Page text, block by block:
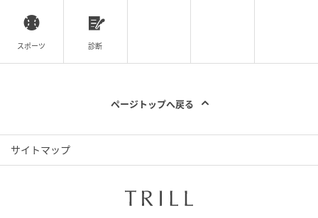
スポーツ 診断
ページトップへ戻る
サイトマップ